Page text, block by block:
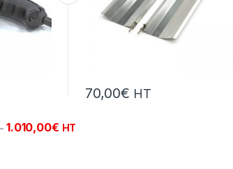
70,00€ HT
- 1.010,00€ HT